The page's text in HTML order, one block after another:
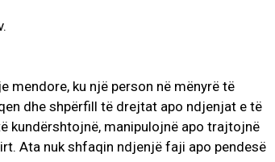
mendore, ku një person në mënyrë të
dhe shpërfill të drejtat apo ndjenjat e të
kundërshtojnë, manipulojnë apo trajtojnë
Ata nuk shfaqin ndjenjë faji apo pendesë